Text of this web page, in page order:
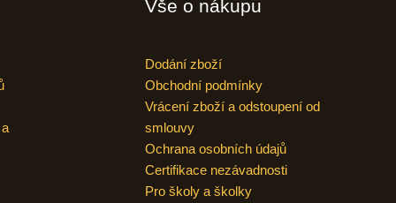
Vše o nákupu
Dodání zboží
Obchodní podmínky
Vrácení zboží a odstoupení od
smlouvy
Ochrana osobních údajů
Certifikace nezávadnosti
Pro školy a školky